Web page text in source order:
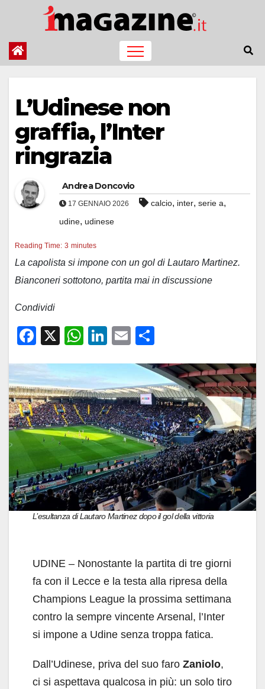
contenuto
L’Udinese non
graffia, l’Inter
ringrazia
Andrea Doncovio
17 GENNAIO 2026 calcio, inter, serie a,
udine, udinese
Reading Time: 3 minutes
La capolista si impone con un gol di Lautaro Martinez.
Bianconeri sottotono, partita mai in discussione
Condividi
F
c
e
b
o
o
k
X
W
at
s
A
p
p
Li
k
e
dI
n
E
ail n
di
vi
di
L’esultanza di Lautaro Martinez dopo il gol della vittoria
UDINE – Nonostante la partita di tre giorni
fa con il Lecce e la testa alla ripresa della
Champions League la prossima settimana
contro la sempre vincente Arsenal, l’Inter
si impone a Udine senza troppa fatica.
Dall’Udinese, priva del suo faro Zaniolo,
ci si aspettava qualcosa in più: un solo tiro